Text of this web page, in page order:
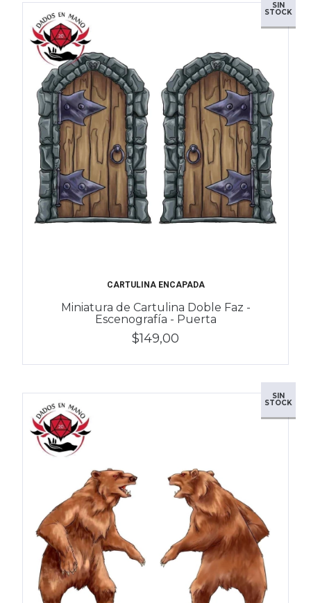
SIN
STOCK
CARTULINA ENCAPADA
Miniatura de Cartulina Doble Faz -
Escenografía - Puerta
$149,00
SIN
STOCK